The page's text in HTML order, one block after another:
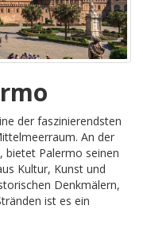
der faszinierendsten
An der
bietet Palermo seinen
Kultur, Kunst und
Denkmälern,
ist es ein